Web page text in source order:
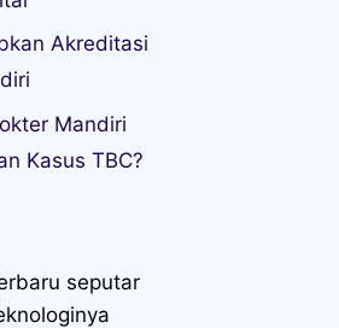
Akreditasi
Mandiri
Kasus TBC?
seputar